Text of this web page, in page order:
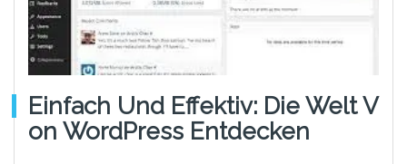
Einfach Und Effektiv: Die Welt V
On WordPress Entdecken